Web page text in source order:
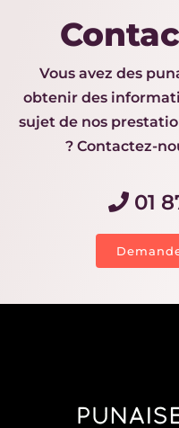
Vous avez des
obtenir des
sujet de nos
? Contactez-
01